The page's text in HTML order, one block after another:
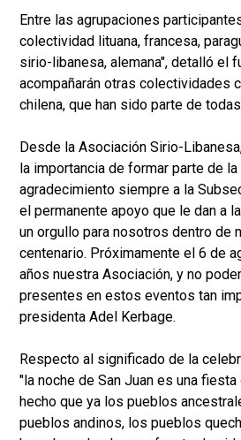
Entre las agrupaciones
colectividad lituana, francesa,
sirio-libanesa, alemana", detalló el
acompañarán otras colectividades
chilena, que han sido parte de
Desde la Asociación Sirio-
la importancia de formar parte de
agradecimiento siempre a la
el permanente apoyo que le dan a
un orgullo para nosotros dentro de
centenario. Próximamente el 6 de
años nuestra Asociación, y no
presentes en estos eventos tan
presidenta Adel Kerbage.
Respecto al significado de la
"la noche de San Juan es una
hecho que ya los pueblos
pueblos andinos, los pueblos